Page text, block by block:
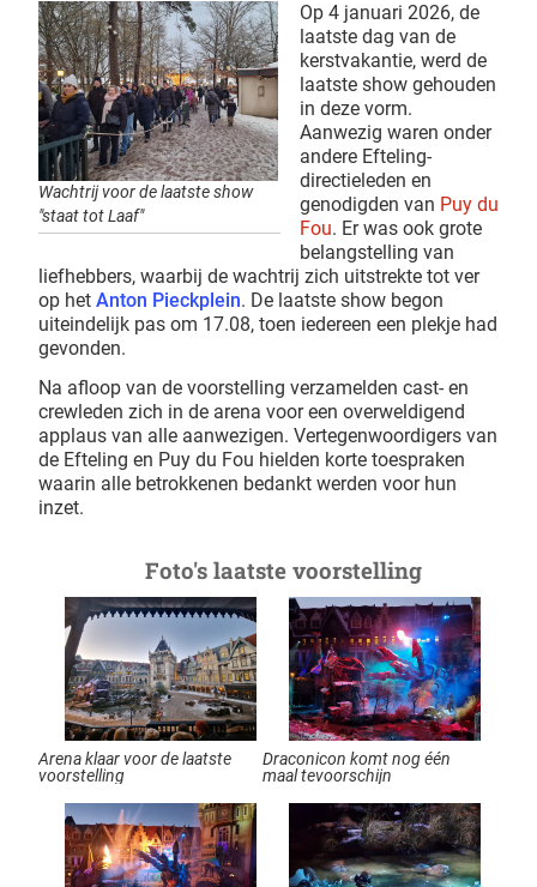
Wachtrij voor de laatste show
"staat tot Laaf"
Op 4 januari 2026, de
laatste dag van de
kerstvakantie, werd de
laatste show gehouden
in deze vorm.
Aanwezig waren onder
andere Efteling-
directieleden en
genodigden van Puy du
Fou. Er was ook grote
belangstelling van
liefhebbers, waarbij de wachtrij zich uitstrekte tot ver
op het Anton Pieckplein. De laatste show begon
uiteindelijk pas om 17.08, toen iedereen een plekje had
gevonden.
Na afloop van de voorstelling verzamelden cast- en
crewleden zich in de arena voor een overweldigend
applaus van alle aanwezigen. Vertegenwoordigers van
de Efteling en Puy du Fou hielden korte toespraken
waarin alle betrokkenen bedankt werden voor hun
inzet.
Foto's laatste voorstelling
Arena klaar voor de laatste
voorstelling
Draconicon komt nog één
maal tevoorschijn